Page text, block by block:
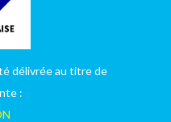
délivrée au titre de
: